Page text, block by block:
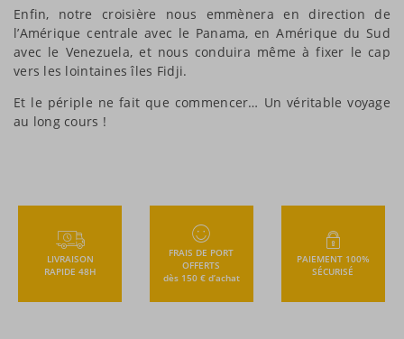
Enfin, notre croisière nous emmènera en direction de
l’Amérique centrale avec le Panama, en Amérique du Sud
avec le Venezuela, et nous conduira même à fixer le cap
vers les lointaines îles Fidji.
Et le périple ne fait que commencer… Un véritable voyage
au long cours !
LIVRAISON
RAPIDE 48H
FRAIS DE PORT
OFFERTS
dès 150 € d’achat
PAIEMENT 100%
SÉCURISÉ